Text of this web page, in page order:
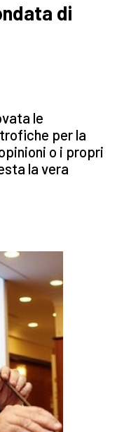
di
le
per la
o i propri
la vera